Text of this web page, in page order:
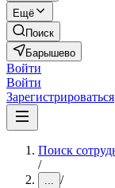
Ещё
Поиск
Барышево
Войти
Войти
Зарегистрироваться
Поиск
/
... /